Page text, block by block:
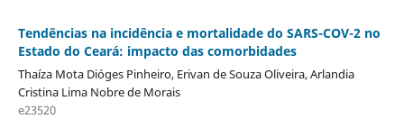
Tendências na incidência e mortalidade do SARS-COV-2 no
Estado do Ceará: impacto das comorbidades
Thaíza Mota Dióges Pinheiro, Erivan de Souza Oliveira, Arlandia
Cristina Lima Nobre de Morais
e23520